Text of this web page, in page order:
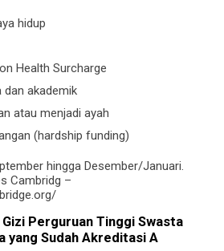
hidup
Health Surcharge
dan akademik
atau menjadi ayah
(hardship funding)
hingga Desember/Januari.
Cambridg –
Perguruan Tinggi Swasta
yang Sudah Akreditasi A